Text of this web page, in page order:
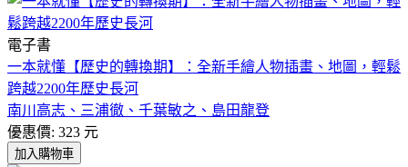
電子書
一本就懂【歷史的轉換期】：全新手繪人物插畫、地圖，輕鬆
跨越2200年歷史長河
南川高志、三浦徹、千葉敏之、島田龍登
優惠價: 323 元
加入購物車